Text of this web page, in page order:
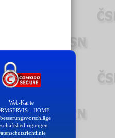
Web-Karte
- HOME